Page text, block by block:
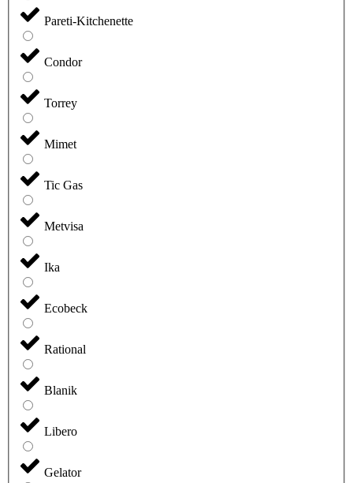
Pareti-Kitchenette
Condor
Torrey
Mimet
Tic Gas
Metvisa
Ika
Ecobeck
Rational
Blanik
Libero
Gelator